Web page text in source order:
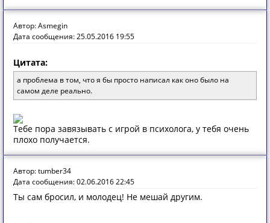
Автор: Asmegin
Дата сообщения: 25.05.2016 19:55
Цитата:
а проблема в том, что я бы просто написал как оно было на
самом деле реально.
Тебе пора завязывать с игрой в психолога, у тебя очень
плохо получается.
Автор: tumber34
Дата сообщения: 02.06.2016 22:45
Ты сам бросил, и молодец! Не мешай другим.